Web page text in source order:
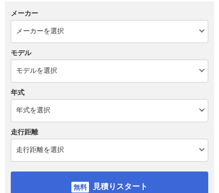
メーカー
モデル
年式
走行距離
見積りスタート